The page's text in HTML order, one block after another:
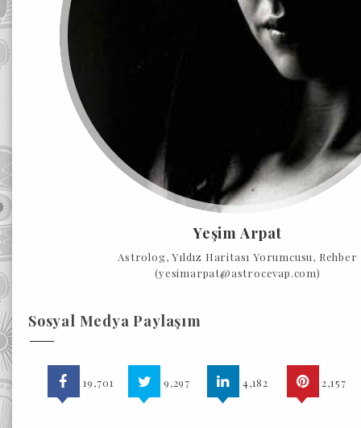
Yeşim Arpat
Astrolog, Yıldız Haritası Yorumcusu, Rehber
(yesimarpat@astrocevap.com)
Sosyal Medya Paylaşım
19,701 9,297 4,182 2,157